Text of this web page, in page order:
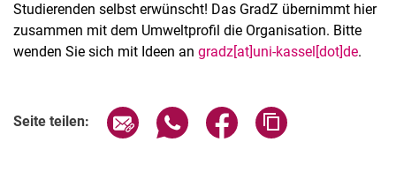
Studierenden selbst erwünscht! Das GradZ übernimmt hier
zusammen mit dem Umweltprofil die Organisation. Bitte
wenden Sie sich mit Ideen an gradz[at]uni-kassel[dot]de.
Seite teilen: Seite über E-Mail teilen
Seite über WhatsApp teilen
Seite über Facebook